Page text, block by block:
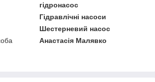
гідронасос
Гідравлічні насоси
Шестерневий насос
Анастасія Малявко